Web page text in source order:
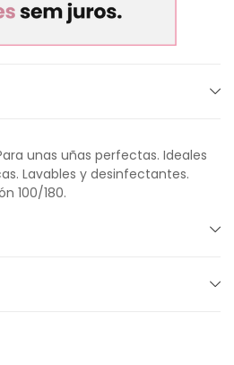
unas uñas perfectas. Ideales
Lavables y desinfectantes.
100/180.